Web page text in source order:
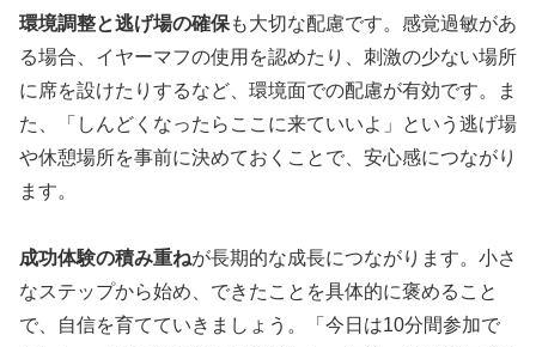
環境調整と逃げ場の確保も大切な配慮です。感覚過敏があ
る場合、イヤーマフの使用を認めたり、刺激の少ない場所
に席を設けたりするなど、環境面での配慮が有効です。ま
た、「しんどくなったらここに来ていいよ」という逃げ場
や休憩場所を事前に決めておくことで、安心感につながり
ます。
成功体験の積み重ねが長期的な成長につながります。小さ
なステップから始め、できたことを具体的に褒めること
で、自信を育てていきましょう。「今日は10分間参加で